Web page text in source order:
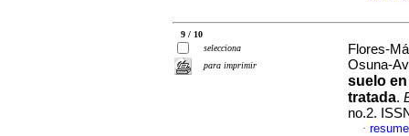
9 / 10
selecciona
para imprimir
Flores-
Osuna-
suelo
tratada.
no.2.
·